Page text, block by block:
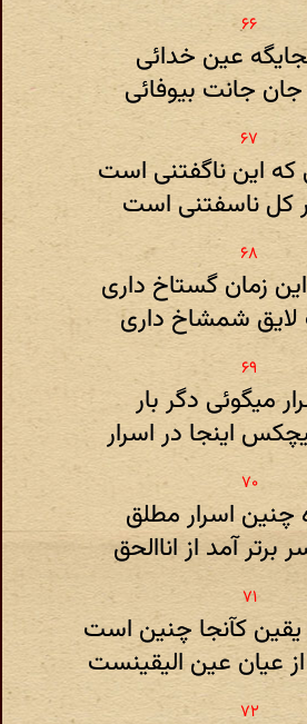
عین خدائی
جانت بیوفائی
که این ناگفتنی است
کل ناسفتنی است
زمان گستاخ داری
شمشاخ داری
میگوئی دگر بار
اینجا در اسرار
چنین اسرار مطلق
برتر آمد از اناالحق
کآنجا چنین است
عیان عین الیقینست